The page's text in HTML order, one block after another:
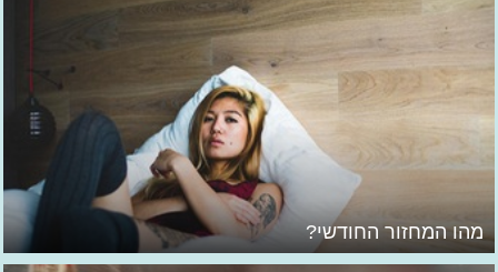
מהו המחזור החודשי?